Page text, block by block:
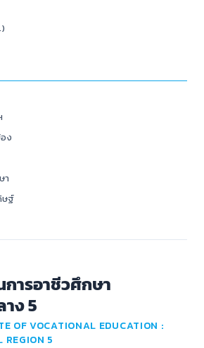
ง
า
ษฐ์
ารอาชีวศึกษา
ง 5
OF VOCATIONAL EDUCATION :
REGION 5